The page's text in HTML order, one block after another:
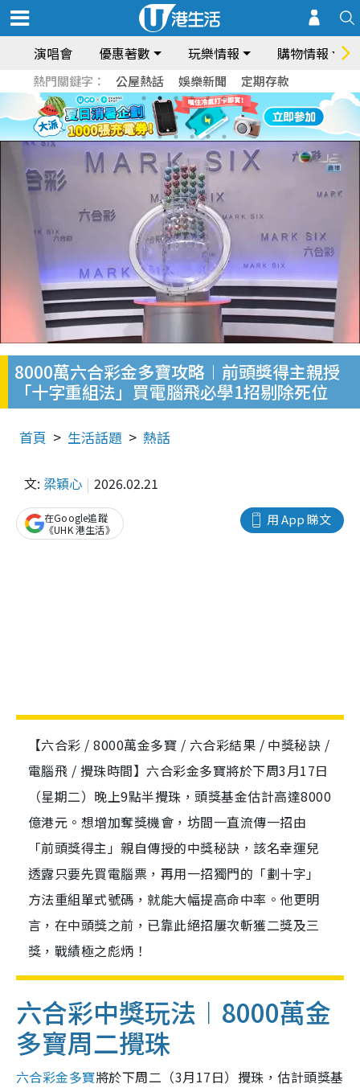
演唱會 優惠著數 玩樂情報 購物情報
熱門關鍵字： 公屋熱話 娛樂新聞 定期存款
8000萬六合彩金多寶攻略︱前頭獎得主親授
「十字重組法」買電腦飛必學1招剔除死位
首頁 生活話題 熱話
文: 梁穎心 2026.02.21
用 App 睇文
在Google追蹤
《UHK 港生活》
【六合彩 / 8000萬金多寶 / 六合彩結果 / 中獎秘訣 /
電腦飛 / 攪珠時間】六合彩金多寶將於下周3月17日
（星期二）晚上9點半攪珠，頭獎基金估計高達8000
億港元。想增加奪獎機會，坊間一直流傳一招由
「前頭獎得主」親自傳授的中獎秘訣，該名幸運兒
透露只要先買電腦票，再用一招獨門的「劃十字」
方法重組單式號碼，就能大幅提高命中率。他更明
言，在中頭獎之前，已靠此絕招屢次斬獲二獎及三
獎，戰績極之彪炳！
六合彩中獎玩法 ︱8000萬金
多寶周二攪珠
六合彩金多寶將於下周二（3月17日）攪珠，估計頭獎基